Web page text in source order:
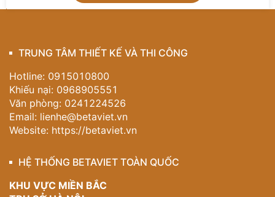
nội thất phòng làm việchiện đại, sang trọng và đầy
Nếu bạn đang tìm kiếm một
nội thất phòng làm việc
đẹp, mang dấu ấn riêng và tối ưu công năng, hãy để
đội ngũ chuyên gia Betaviet đồng hành cùng bạn kiến
tạo không gian mơ ước.
Gọi ngayhotline 0915 010 800
kế nội thấtchuyên sâu – vì không gian làm việc xứng
tầm bắt đầu từ những quyết định thông minh!
TRUNG TÂM THIẾT KẾ VÀ THI CÔNG
Hotline: 0915010800
Khiếu nại: 0968905551
Văn phòng: 0241224526
Email: lienhe@betaviet.vn
Website: https://betaviet.vn
HỆ THỐNG BETAVIET TOÀN QUỐC
KHU VỰC MIỀN BẮC